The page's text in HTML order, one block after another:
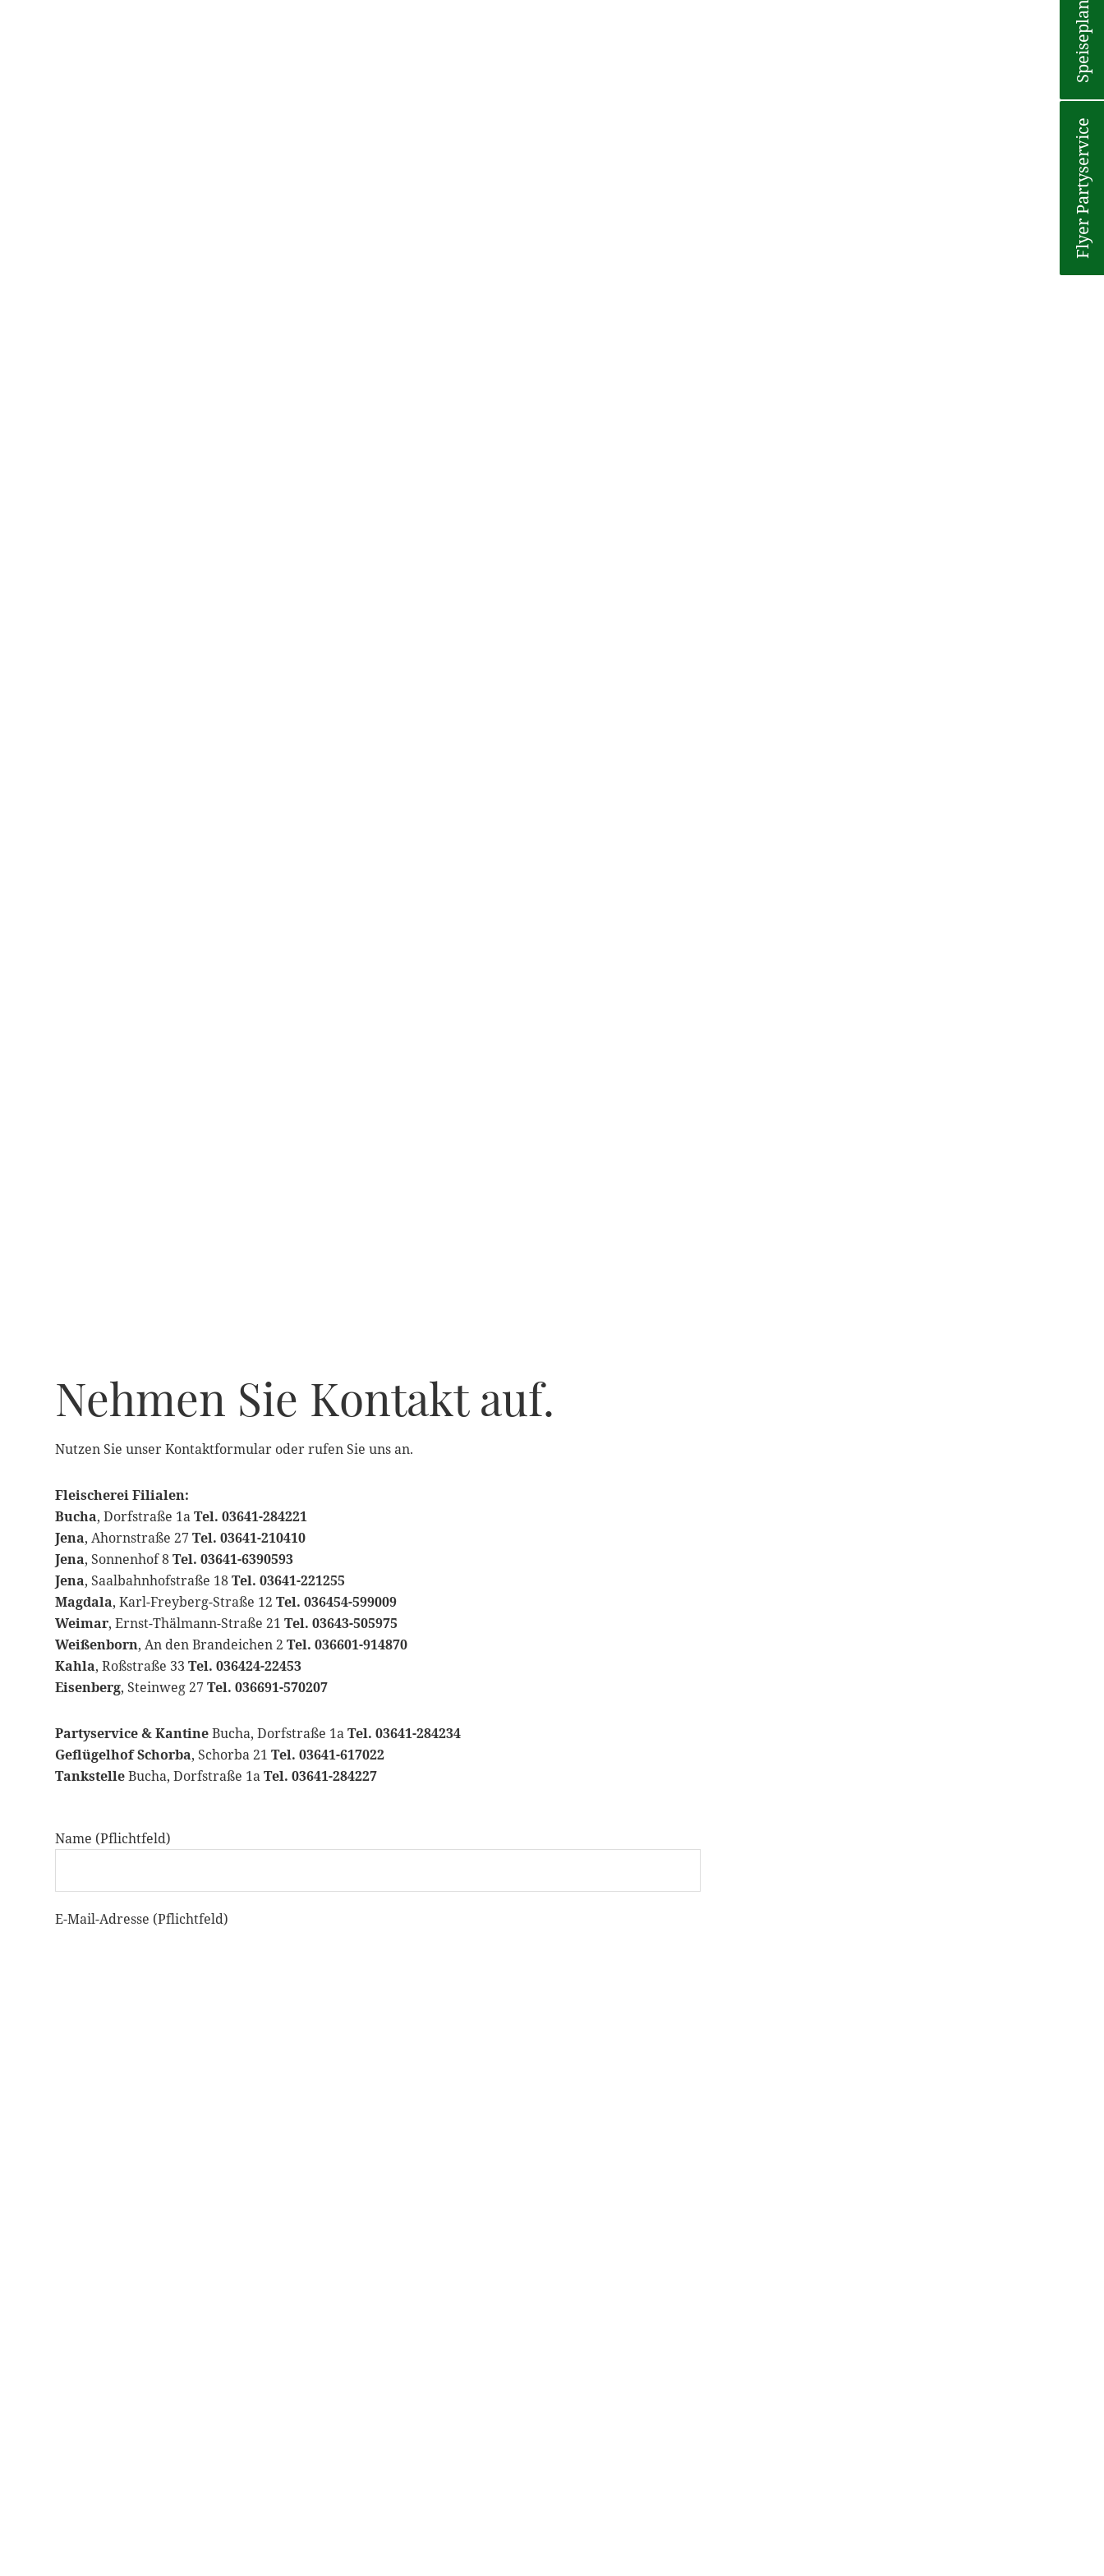
Nehmen Sie Kontakt auf.
Nutzen Sie unser Kontaktformular oder rufen Sie uns an.
Fleischerei Filialen:
Bucha, Dorfstraße 1aTel. 03641-284221
Jena, Ahornstraße 27Tel. 03641-210410
Jena, Sonnenhof 8Tel. 03641-6390593
Jena, Saalbahnhofstraße 18Tel. 03641-221255
Magdala, Karl-Freyberg-Straße 12Tel. 036454-599009
Weimar, Ernst-Thälmann-Straße 21Tel. 03643-505975
Weißenborn, An den Brandeichen 2Tel. 036601-914870
Kahla, Roßstraße 33Tel. 036424-22453
Eisenberg, Steinweg 27Tel. 036691-570207
Partyservice & KantineBucha, Dorfstraße 1aTel. 03641-284234
Geflügelhof Schorba, Schorba 21Tel. 03641-617022
TankstelleBucha, Dorfstraße 1aTel. 03641-284227
Name (Pflichtfeld)
E-Mail-Adresse (Pflichtfeld)
Flyer Partyservice
Speiseplan